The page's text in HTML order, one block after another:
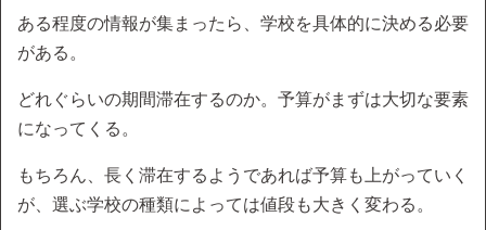
ある程度の情報が集まったら、学校を具体的に決める必要
がある。
どれぐらいの期間滞在するのか。予算がまずは大切な要素
になってくる。
もちろん、長く滞在するようであれば予算も上がっていく
が、選ぶ学校の種類によっては値段も大きく変わる。